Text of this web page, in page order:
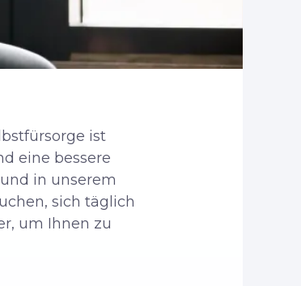
ist
eine bessere
in unserem
sich täglich
um Ihnen zu